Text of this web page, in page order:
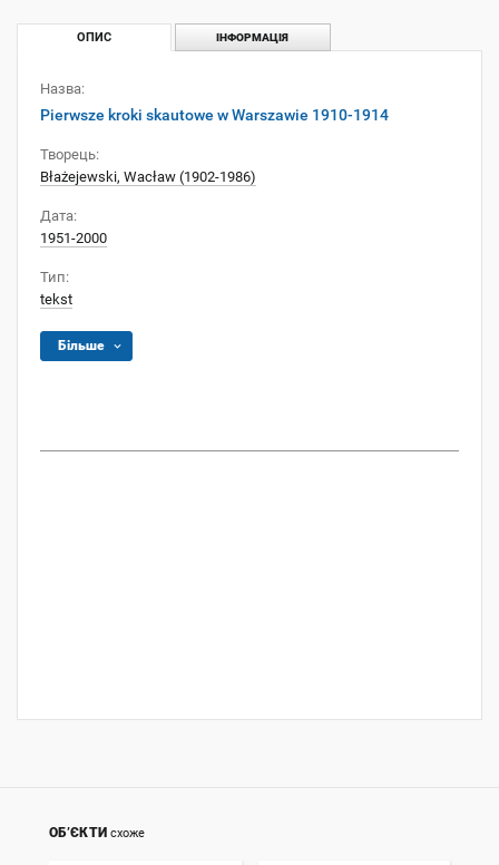
ОПИС ІНФОРМАЦІЯ
Назва:
Pierwsze kroki skautowe w Warszawie 1910-1914
Творець:
Błażejewski, Wacław (1902-1986)
Дата:
1951-2000
Тип:
tekst
Більше
ОБ’ЄКТИ схоже